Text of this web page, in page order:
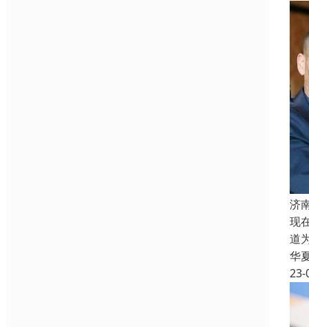
济
现
道
华
23-